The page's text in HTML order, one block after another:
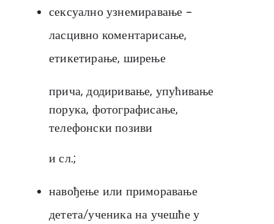
сексуално узнемиравање –
ласцивно коментарисање,
етикетирање, ширење
прича, додиривање, упућивање
порука, фотографисање,
телефонски позиви
и сл.;
навођење или приморавање
детета/ученика на учешће у